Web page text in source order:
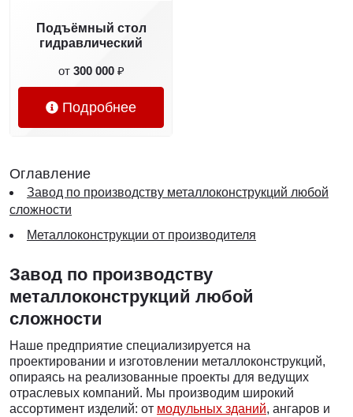
Подъёмный стол
гидравлический
от 300 000₽
Подробнее
Оглавление
Завод по производству металлоконструкций любой
сложности
Металлоконструкции от производителя
Завод по производству
металлоконструкций любой
сложности
Наше предприятие специализируется на
проектировании и изготовлении металлоконструкций,
опираясь на реализованные проекты для ведущих
отраслевых компаний. Мы производим широкий
ассортимент изделий: от модульных зданий, ангаров и